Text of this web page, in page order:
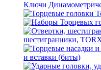
Ключи
шестигранники,
и вставки (биты)